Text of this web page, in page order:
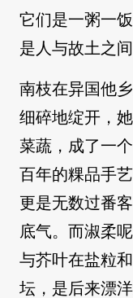
它们是一粥一
是人与故土之
南枝在异国他
细碎地绽开，
菜蔬，成了一
百年的粿品手
更是无数过番
底气。而淑柔
与芥叶在盐粒
坛，是后来漂